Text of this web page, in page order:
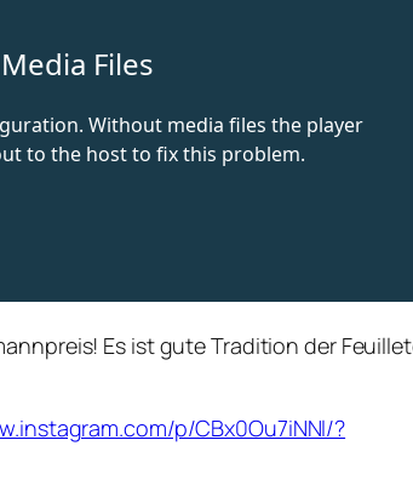
Es ist gute Tradition der
p/CBx0Ou7iNNl/?